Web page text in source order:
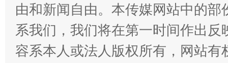
由和新闻自由。本传媒网站中的
系我们，我们将在第一时间作出
容系本人或法人版权所有，网站